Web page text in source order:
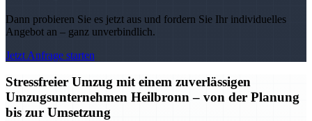
Dann probieren Sie es jetzt aus und fordern Sie Ihr individuelles
Angebot an – ganz unverbindlich.
Jetzt Anfrage starten
Stressfreier Umzug mit einem zuverlässigen
Umzugsunternehmen Heilbronn – von der Planung
bis zur Umsetzung